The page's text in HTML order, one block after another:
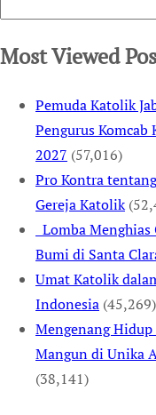
Most Viewed
Pemuda Katolik
Pengurus Komcab
2027 (57,016)
Pro Kontra
Gereja Katolik
Lomba
Bumi di Santa
Umat Katolik
Indonesia (45,269)
Mengenang
Mangun di Unika
(38,141)